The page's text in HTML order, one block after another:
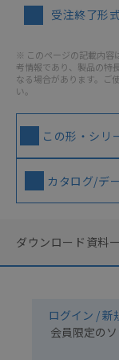
受注終了形
※ このページの記載内容
考情報であり、製品の特
なる場合があります。ご
い。
この形・シリ
カタログ/デ
ダウンロード資料
ログイン / 新
会員限定の